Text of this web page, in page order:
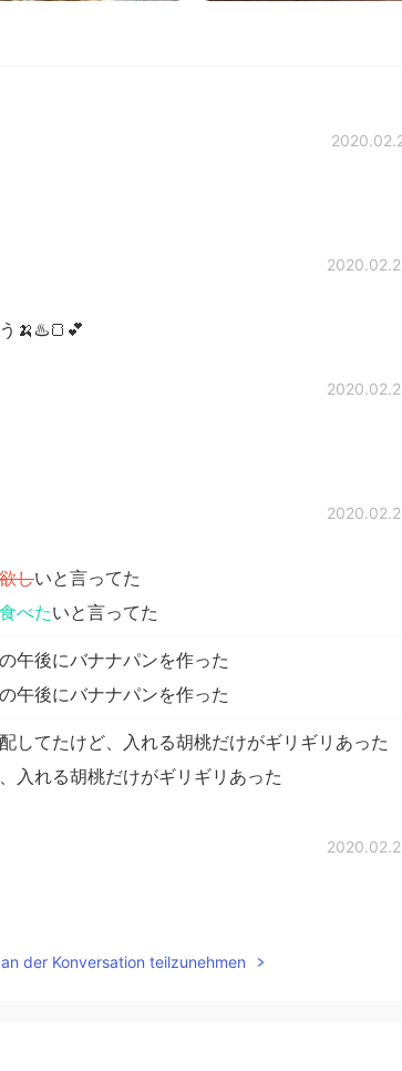
🍌♨️🍞💕
欲しいと言ってた
食べたいと言ってた
午後にバナナパンを作った
午後にバナナパンを作った
してたけど、入れる胡桃だけがギリギリあった
入れる胡桃だけがギリギリあった
der Konversation teilzunehmen